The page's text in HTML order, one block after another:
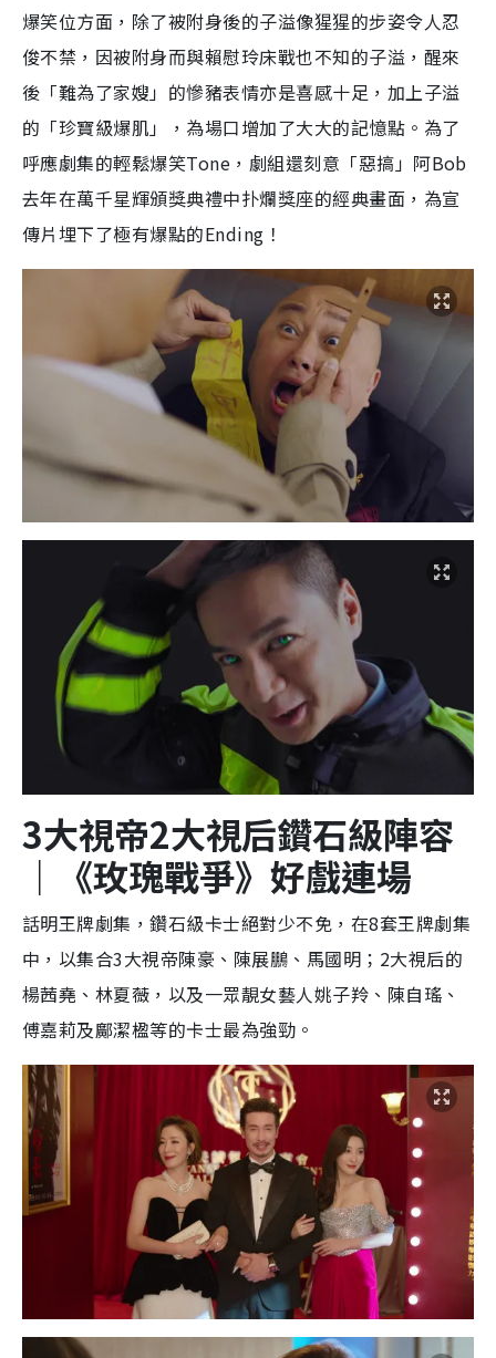
爆笑位方面，除了被附身後的子溢像猩猩的步姿令人忍
俊不禁，因被附身而與賴慰玲床戰也不知的子溢，醒來
後「難為了家嫂」的慘豬表情亦是喜感十足，加上子溢
的「珍寶級爆肌」，為場口增加了大大的記憶點。為了
呼應劇集的輕鬆爆笑Tone，劇組還刻意「惡搞」阿Bob
去年在萬千星輝頒獎典禮中扑爛獎座的經典畫面，為宣
傳片埋下了極有爆點的Ending！
3大視帝2大視后鑽石級陣容
｜《玫瑰戰爭》好戲連場
話明王牌劇集，鑽石級卡士絕對少不免，在8套王牌劇集
中，以集合3大視帝陳豪、陳展鵬、馬國明；2大視后的
楊茜堯、林夏薇，以及一眾靚女藝人姚子羚、陳自瑤、
傅嘉莉及鄺潔楹等的卡士最為強勁。